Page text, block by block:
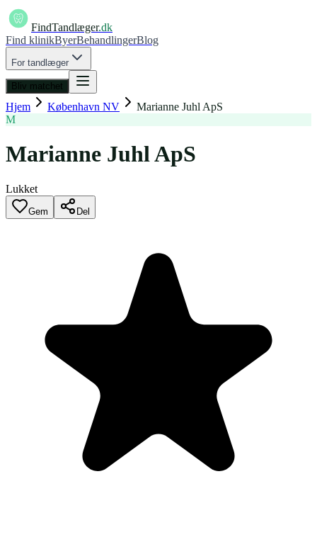
FindTandlæger.dk
Find klinikByerBehandlingerBlog
For tandlæger
Bliv matchet
Hjem København NV
Marianne Juhl ApS
M
Marianne Juhl ApS
Lukket
Gem Del